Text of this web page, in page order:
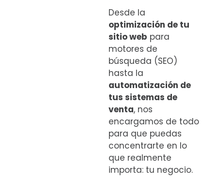
Desde la
optimización de tu
sitio web para
motores de
búsqueda (SEO)
hasta la
automatización de
tus sistemas de
venta, nos
encargamos de todo
para que puedas
concentrarte en lo
que realmente
importa: tu negocio.